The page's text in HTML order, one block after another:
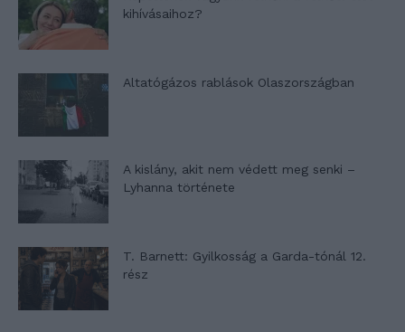
kihívásaihoz?
Altatógázos rablások Olaszországban
A kislány, akit nem védett meg senki –
Lyhanna története
T. Barnett: Gyilkosság a Garda-tónál 12.
rész